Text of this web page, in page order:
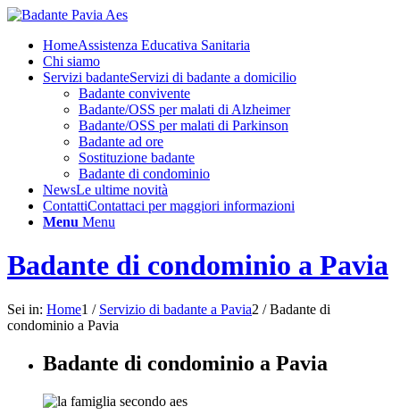
HomeAssistenza Educativa Sanitaria
Chi siamo
Servizi badanteServizi di badante a domicilio
Badante convivente
Badante/OSS per malati di Alzheimer
Badante/OSS per malati di Parkinson
Badante ad ore
Sostituzione badante
Badante di condominio
NewsLe ultime novità
ContattiContattaci per maggiori informazioni
Menu Menu
Badante di condominio a Pavia
Sei in: Home1 / Servizio di badante a Pavia2 / Badante di
condominio a Pavia
Badante di condominio a Pavia